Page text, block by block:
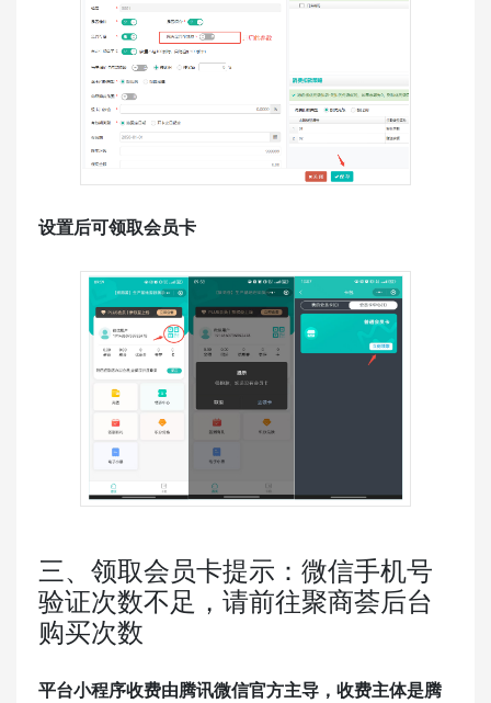
设置后可领取会员卡
三、领取会员卡提示：微信手机号
验证次数不足，请前往聚商荟后台
购买次数
平台小程序收费由腾讯微信官方主导，收费主体是腾